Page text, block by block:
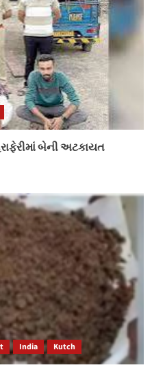
બેની અટકાયત
India Kutch